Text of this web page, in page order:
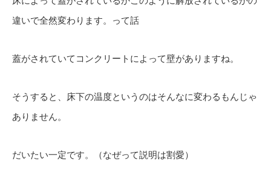
違いで全然変わります。って話
蓋がされていてコンクリートによって壁がありますね。
そうすると、床下の温度というのはそんなに変わるもんじゃ
ありません。
だいたい一定です。（なぜって説明は割愛）